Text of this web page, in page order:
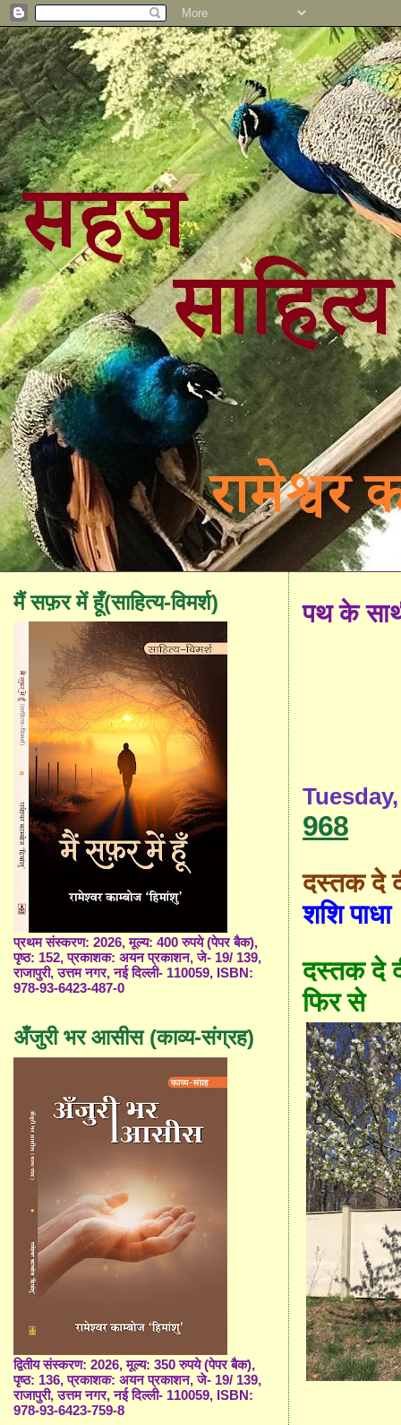
पथ के
968
दस्तक दे
शशि पाधा
दस्तक दे
फिर से
मैं सफ़र में हूँ(साहित्य-विमर्श)
प्रथम संस्करण: 2026, मूल्य: 400 रुपये (पेपर बैक),
पृष्ठ: 152, प्रकाशक: अयन प्रकाशन, जे- 19/ 139,
राजापुरी, उत्तम नगर, नई दिल्ली- 110059, ISBN:
978-93-6423-487-0
अँजुरी भर आसीस (काव्य-संग्रह)
द्वितीय संस्करण: 2026, मूल्य: 350 रुपये (पेपर बैक),
पृष्ठ: 136, प्रकाशक: अयन प्रकाशन, जे- 19/ 139,
राजापुरी, उत्तम नगर, नई दिल्ली- 110059, ISBN:
978-93-6423-759-8